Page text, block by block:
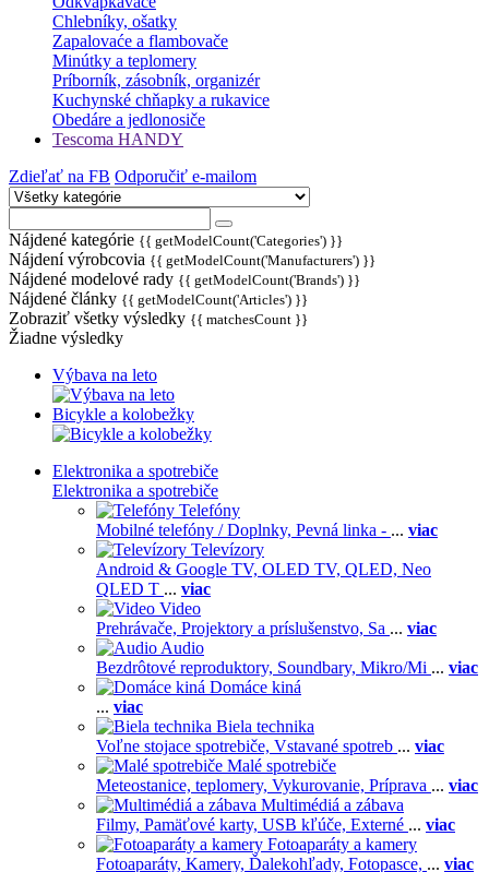
Chlebníky, ošatky
Zapalovaće a flambovače
Minútky a teplomery
Príborník, zásobník, organizér
Kuchynské chňapky a rukavice
Obedáre a jedlonosiče
Tescoma HANDY
Zdieľať na FB Odporučiť e-mailom
Nájdené kategórie {{ getModelCount('Categories') }}
Nájdení výrobcovia {{ getModelCount('Manufacturers') }}
Nájdené modelové rady {{ getModelCount('Brands') }}
Nájdené články {{ getModelCount('Articles') }}
Zobraziť všetky výsledky {{ matchesCount }}
Žiadne výsledky
Výbava na leto
Bicykle a kolobežky
Elektronika a spotrebiče
Elektronika a spotrebiče
Telefóny
Mobilné telefóny / Doplnky, Pevná linka - ... viac
Televízory
Android & Google TV, OLED TV, QLED, Neo
QLED T ... viac
Video
Prehrávače, Projektory a príslušenstvo, Sa ... viac
Audio
Bezdrôtové reproduktory, Soundbary, Mikro/Mi ... viac
Domáce kiná
... viac
Biela technika
Voľne stojace spotrebiče, Vstavané spotreb ... viac
Malé spotrebiče
Meteostanice, teplomery, Vykurovanie, Príprava ... viac
Multimédiá a zábava
Filmy, Pamäťové karty, USB kľúče, Externé ... viac
Fotoaparáty a kamery
Fotoaparáty, Kamery, Ďalekohľady, Fotopasce, ... viac